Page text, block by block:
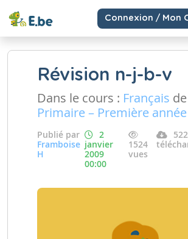
Connexion / Mon
Révision n-j-b-v
Dans le cours : Français
Primaire – Première année
Publié par
Framboise
H
2
janvier
2009
00:00
1524
vues
522